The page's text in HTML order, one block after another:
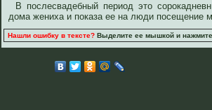
В послесвадебный период это
дома жениха и показа ее на люди посещение
Нашли ошибку в тексте?Выделите ее мышкой и нажмите